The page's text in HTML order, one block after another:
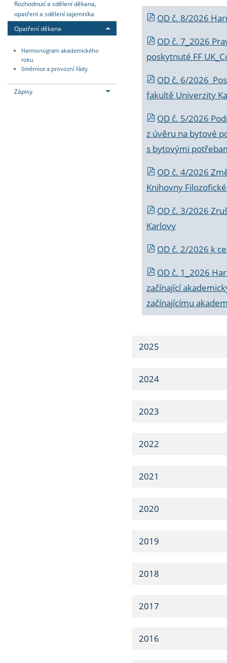
Rozhodnutí a sdělení děkana,
opatření a sdělení tajemníka
Opatření děkana
Harmonogram akademického
roku
Směrnice a provozní řády
Zápisy
OD č. 8/2026
OD č. 7_2026
poskytnuté FF
OD č. 6/2026
fakultě Univerzity
OD č. 5/2026
z úvěru na bytové
s bytovými
OD č. 4/2026
Knihovny
OD č. 3/2026
Karlovy
OD č. 2/2026 k
OD č. 1_2026
začínající
začínajícímu
2025
2024
2023
2022
2021
2020
2019
2018
2017
2016